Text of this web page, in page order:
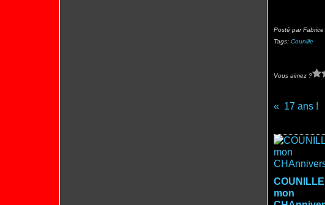
Posté par
Tags:Counille
Vous aimez ?
17 ans !
mon